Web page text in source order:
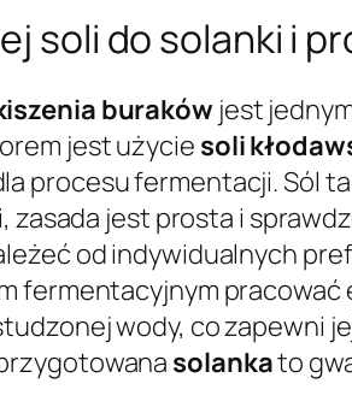
soli do solanki i
buraków jest
jest użycie soli
procesu fermentacji. Sól
zasada jest prosta i
od indywidualnych
fermentacyjnym
wody, co zapewni
solankato